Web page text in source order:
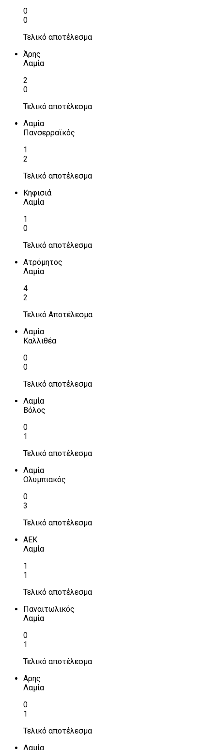
0
0
Τελικό αποτέλεσμα
Άρης
Λαμία
2
0
Τελικό αποτέλεσμα
Λαμία
Πανσερραϊκός
1
2
Τελικό αποτέλεσμα
Κηφισιά
Λαμία
1
0
Τελικό αποτέλεσμα
Ατρόμητος
Λαμία
4
2
Τελικό Αποτέλεσμα
Λαμία
Καλλιθέα
0
0
Τελικό αποτέλεσμα
Λαμία
Βόλος
0
1
Τελικό αποτέλεσμα
Λαμία
Ολυμπιακός
0
3
Τελικό αποτέλεσμα
ΑΕΚ
Λαμία
1
1
Τελικό αποτέλεσμα
Παναιτωλικός
Λαμία
0
1
Τελικό αποτέλεσμα
Αρης
Λαμία
0
1
Τελικό αποτέλεσμα
Λαμία